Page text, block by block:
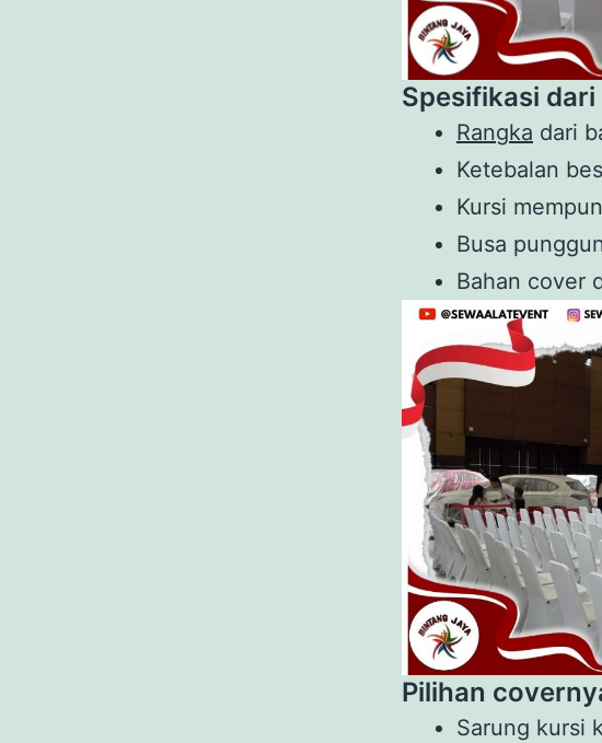
Spesifikasi
Rangka dari
Ketebalan
Kursi
Busa
Bahan cover
Pilihan
Sarung kursi